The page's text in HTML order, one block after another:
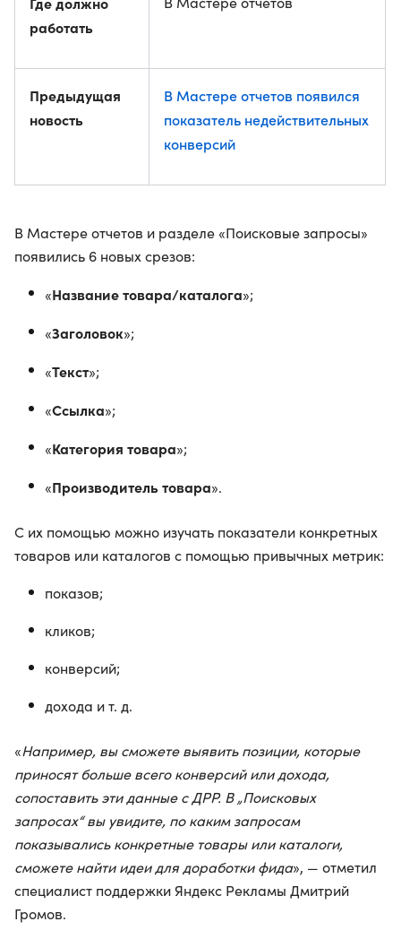
работать
Предыдущая
новость
В Мастере отчетов появился
показатель недействительных
конверсий
В Мастере отчетов и разделе «Поисковые запросы»
появились 6 новых срезов:
«Название товара/каталога»;
«Заголовок»;
«Текст»;
«Ссылка»;
«Категория товара»;
«Производитель товара».
С их помощью можно изучать показатели конкретных
товаров или каталогов с помощью привычных метрик:
показов;
кликов;
конверсий;
дохода и т. д.
«Например, вы сможете выявить позиции, которые
приносят больше всего конверсий или дохода,
сопоставить эти данные с ДРР. В „Поисковых
запросах“ вы увидите, по каким запросам
показывались конкретные товары или каталоги,
сможете найти идеи для доработки фида», — отметил
специалист поддержки Яндекс Рекламы Дмитрий
Громов.